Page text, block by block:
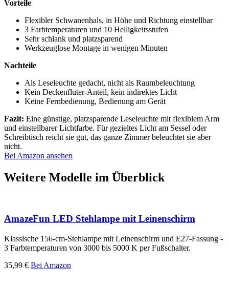
Vorteile
Flexibler Schwanenhals, in Höhe und Richtung einstellbar
3 Farbtemperaturen und 10 Helligkeitsstufen
Sehr schlank und platzsparend
Werkzeuglose Montage in wenigen Minuten
Nachteile
Als Leseleuchte gedacht, nicht als Raumbeleuchtung
Kein Deckenfluter-Anteil, kein indirektes Licht
Keine Fernbedienung, Bedienung am Gerät
Fazit: Eine günstige, platzsparende Leseleuchte mit flexiblem Arm
und einstellbarer Lichtfarbe. Für gezieltes Licht am Sessel oder
Schreibtisch reicht sie gut, das ganze Zimmer beleuchtet sie aber
nicht.
Bei Amazon ansehen
Weitere Modelle im Überblick
AmazeFun LED Stehlampe mit Leinenschirm
Klassische 156-cm-Stehlampe mit Leinenschirm und E27-Fassung -
3 Farbtemperaturen von 3000 bis 5000 K per Fußschalter.
35,99 € Bei Amazon